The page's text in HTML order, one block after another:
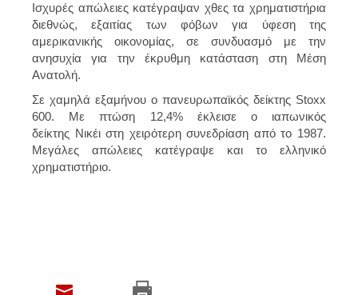
Ισχυρές απώλειες κατέγραψαν χθες τα χρηματιστήρια
διεθνώς, εξαιτίας των φόβων για ύφεση της
αμερικανικής οικονομίας, σε συνδυασμό με την
ανησυχία για την έκρυθμη κατάσταση στη Μέση
Ανατολή.
Σε χαμηλά εξαμήνου ο πανευρωπαϊκός δείκτης Stoxx
600. Με πτώση 12,4% έκλεισε ο ιαπωνικός
δείκτης Nικέι στη χειρότερη συνεδρίαση από το 1987.
Μεγάλες απώλειες κατέγραψε και το ελληνικό
χρηματιστήριο.